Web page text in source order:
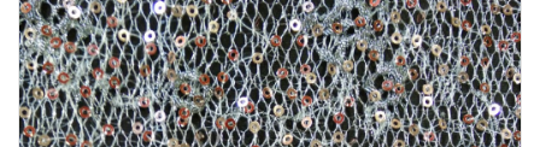
İLETIŞIM